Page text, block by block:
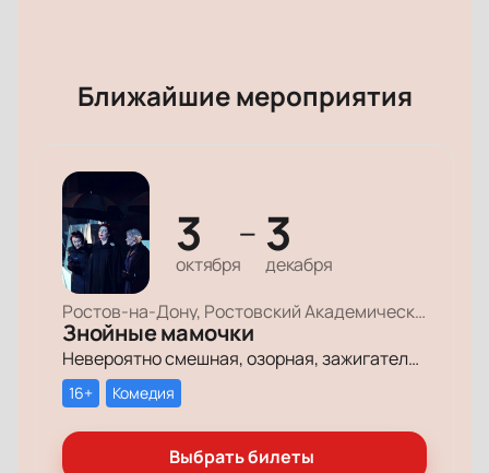
Ближайшие мероприятия
3
октября
— 3
декабря
Ростов-на-Дону, Ростовский Академический Театр Драмы, Малая сцена
Знойные мамочки
Невероятно смешная, озорная, зажигательная комедия – о том, как две прекрасные леди степенного возраста вовсе не торопятся остепеняться, и подают своим уже взрослым детям отличный пример, как жить на полную катушку.
16+ Комедия
Выбрать билеты